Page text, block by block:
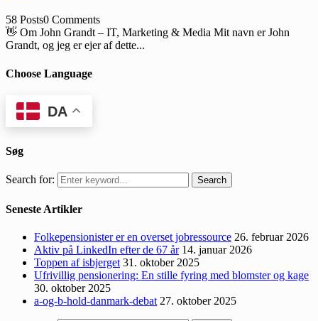
58 Posts0 Comments
👋 Om John Grandt – IT, Marketing & Media Mit navn er John
Grandt, og jeg er ejer af dette...
Choose Language
DA
Søg
Search for: Search
Seneste Artikler
Folkepensionister er en overset jobressource 26. februar 2026
Aktiv på LinkedIn efter de 67 år 14. januar 2026
Toppen af isbjerget 31. oktober 2025
Ufrivillig pensionering: En stille fyring med blomster og kage
30. oktober 2025
a-og-b-hold-danmark-debat 27. oktober 2025